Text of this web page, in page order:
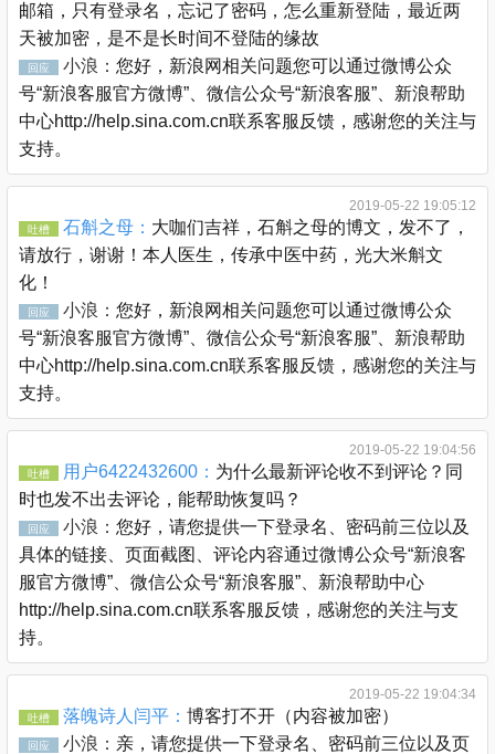
邮箱，只有登录名，忘记了密码，怎么重新登陆，最近两
天被加密，是不是长时间不登陆的缘故
回应 小浪： 您好，新浪网相关问题您可以通过微博公众
号“新浪客服官方微博”、微信公众号“新浪客服”、新浪帮助
中心http://help.sina.com.cn联系客服反馈，感谢您的关注与
支持。
2019-05-22 19:05:12
吐槽 石斛之母： 大咖们吉祥，石斛之母的博文，发不了，
请放行，谢谢！本人医生，传承中医中药，光大米斛文
化！
回应 小浪： 您好，新浪网相关问题您可以通过微博公众
号“新浪客服官方微博”、微信公众号“新浪客服”、新浪帮助
中心http://help.sina.com.cn联系客服反馈，感谢您的关注与
支持。
2019-05-22 19:04:56
吐槽 用户6422432600： 为什么最新评论收不到评论？同
时也发不出去评论，能帮助恢复吗？
回应 小浪： 您好，请您提供一下登录名、密码前三位以及
具体的链接、页面截图、评论内容通过微博公众号“新浪客
服官方微博”、微信公众号“新浪客服”、新浪帮助中心
http://help.sina.com.cn联系客服反馈，感谢您的关注与支
持。
2019-05-22 19:04:34
吐槽 落魄诗人闫平： 博客打不开（内容被加密）
回应 小浪： 亲，请您提供一下登录名、密码前三位以及页